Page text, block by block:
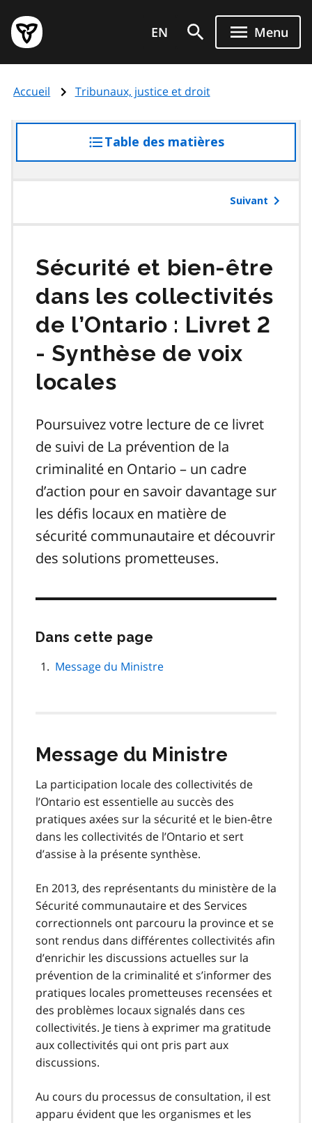
au
contenu
principal
Page
d'accueil
de
EN Menu
Accueil Tribunaux, justice et droit
Table des matières
à
table
Suivant
Sécurité et bien-être
dans les collectivités
de l’Ontario : Livret 2
- Synthèse de voix
locales
Poursuivez votre lecture de ce livret
de suivi de La prévention de la
criminalité en Ontario – un cadre
d’action pour en savoir davantage sur
les défis locaux en matière de
sécurité communautaire et découvrir
des solutions prometteuses.
Dans cette page
Message du Ministre
Message du Ministre
La participation locale des collectivités de
l’Ontario est essentielle au succès des
pratiques axées sur la sécurité et le bien-être
dans les collectivités de l’Ontario et sert
d’assise à la présente synthèse.
En 2013, des représentants du ministère de la
Sécurité communautaire et des Services
correctionnels ont parcouru la province et se
sont rendus dans différentes collectivités afin
d’enrichir les discussions actuelles sur la
prévention de la criminalité et s’informer des
pratiques locales prometteuses recensées et
des problèmes locaux signalés dans ces
collectivités. Je tiens à exprimer ma gratitude
aux collectivités qui ont pris part aux
discussions.
Au cours du processus de consultation, il est
apparu évident que les organismes et les